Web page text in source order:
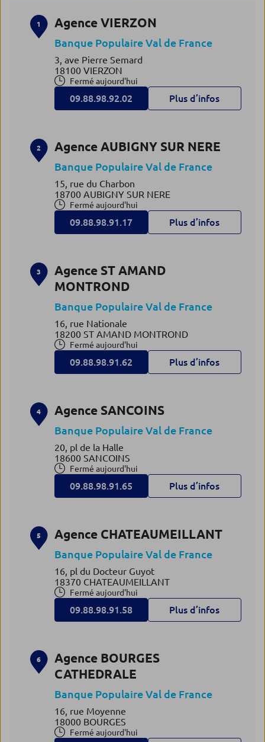
1 Agence VIERZON
Banque Populaire Val de France
3, ave Pierre Semard
18100 VIERZON
Fermé aujourd'hui
09.88.98.92.02 Plus d’infos
2 Agence AUBIGNY SUR NERE
Banque Populaire Val de France
15, rue du Charbon
18700 AUBIGNY SUR NERE
Fermé aujourd'hui
09.88.98.91.17 Plus d’infos
3
Agence ST AMAND
MONTROND
Banque Populaire Val de France
16, rue Nationale
18200 ST AMAND MONTROND
Fermé aujourd'hui
09.88.98.91.62 Plus d’infos
4 Agence SANCOINS
Banque Populaire Val de France
20, pl de la Halle
18600 SANCOINS
Fermé aujourd'hui
09.88.98.91.65 Plus d’infos
5 Agence CHATEAUMEILLANT
Banque Populaire Val de France
16, pl du Docteur Guyot
18370 CHATEAUMEILLANT
Fermé aujourd'hui
09.88.98.91.58 Plus d’infos
6
Agence BOURGES
CATHEDRALE
Banque Populaire Val de France
16, rue Moyenne
18000 BOURGES
Fermé aujourd'hui